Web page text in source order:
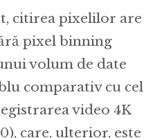
citirea pixelilor are
pixel binning
volum de date
comparativ cu cel
video 4K
care, ulterior, este